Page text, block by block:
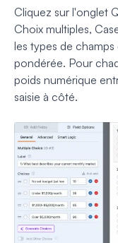
Cliquez sur l'onglet
Choix multiples,
les types de
pondérée. Pour
poids numérique
saisie à côté.